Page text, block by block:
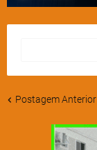
Postagem Anterior